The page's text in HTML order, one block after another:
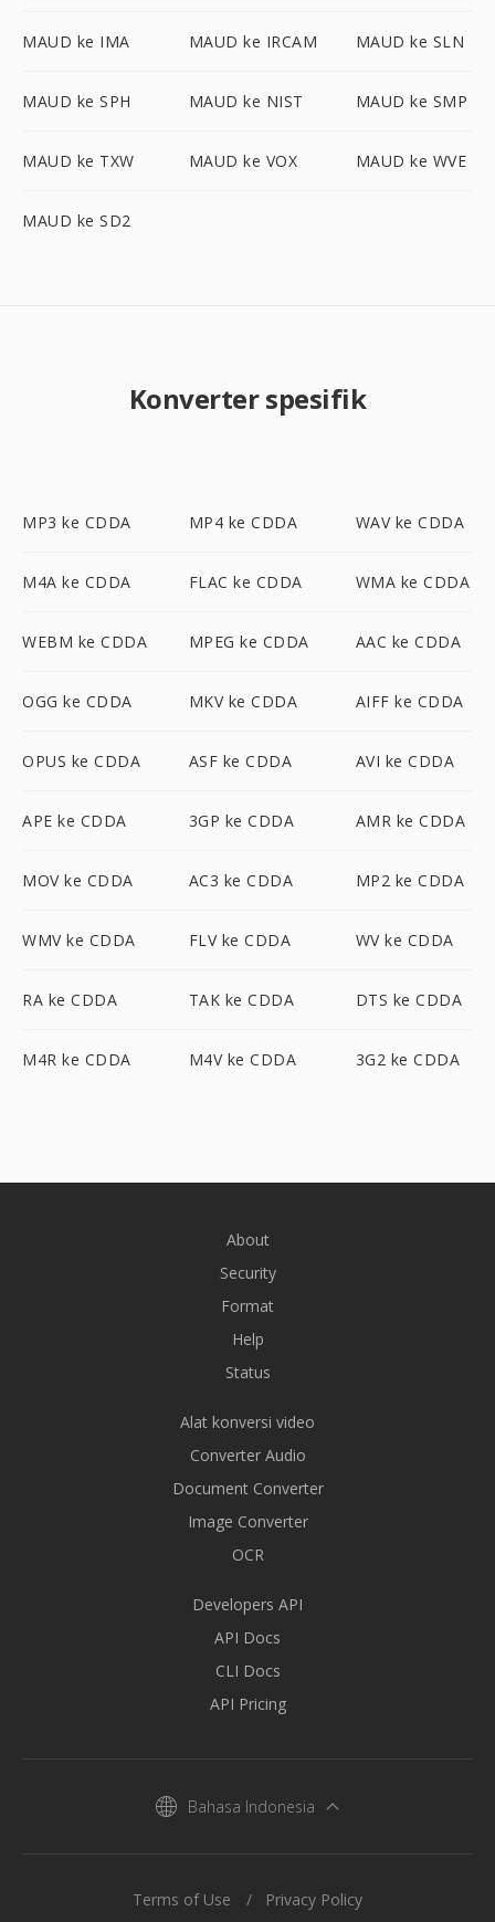
MAUD ke IMA MAUD ke IRCAM MAUD ke SLN
MAUD ke SPH MAUD ke NIST MAUD ke SMP
MAUD ke TXW MAUD ke VOX MAUD ke WVE
MAUD ke SD2
Konverter spesifik
MP3 ke CDDA MP4 ke CDDA WAV ke CDDA
M4A ke CDDA FLAC ke CDDA WMA ke CDDA
WEBM ke CDDA MPEG ke CDDA AAC ke CDDA
OGG ke CDDA MKV ke CDDA AIFF ke CDDA
OPUS ke CDDA ASF ke CDDA AVI ke CDDA
APE ke CDDA 3GP ke CDDA AMR ke CDDA
MOV ke CDDA AC3 ke CDDA MP2 ke CDDA
WMV ke CDDA FLV ke CDDA WV ke CDDA
RA ke CDDA TAK ke CDDA DTS ke CDDA
M4R ke CDDA M4V ke CDDA 3G2 ke CDDA
About
Security
Format
Help
Status
Alat konversi video
Converter Audio
Document Converter
Image Converter
OCR
Developers API
API Docs
CLI Docs
API Pricing
Bahasa Indonesia
Terms of Use Privacy Policy